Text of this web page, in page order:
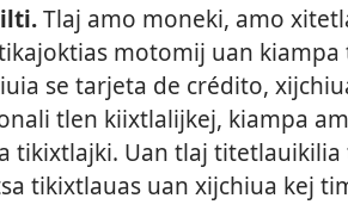
Tlaj amo moneki, amo
motomij uan kiampa
se tarjeta de crédito,
tlen kiixtlalijkej, kiampa
tikixtlajki. Uan tlaj
tikixtlauas uan xijchiua kej